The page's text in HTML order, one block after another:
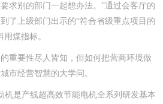
求别的部门一起想办法。”通过会客厅的
了上级部门出示的“符合省级重点项目的
煤指标。
要性尽人皆知，但如何把营商环境做
市经营智慧的大学问。
是产线超高效节能电机全系列研发基本